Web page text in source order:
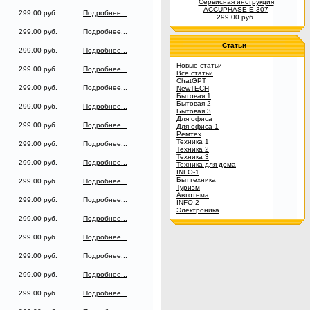
299.00 руб. Подробнее...
299.00 руб. Подробнее...
299.00 руб. Подробнее...
299.00 руб. Подробнее...
299.00 руб. Подробнее...
299.00 руб. Подробнее...
299.00 руб. Подробнее...
299.00 руб. Подробнее...
299.00 руб. Подробнее...
299.00 руб. Подробнее...
299.00 руб. Подробнее...
299.00 руб. Подробнее...
299.00 руб. Подробнее...
299.00 руб. Подробнее...
299.00 руб. Подробнее...
299.00 руб. Подробнее...
Сервисная инструкция
ACCUPHASE E-307
299.00 руб.
Статьи
Новые статьи
Все статьи
ChatGPT
NewTECH
Бытовая 1
Бытовая 2
Бытовая 3
Для офиса
Для офиса 1
Ремтех
Техника 1
Техника 2
Техника 3
Техника для дома
INFO-1
Быттехника
Туризм
Автотема
INFO-2
Электроника